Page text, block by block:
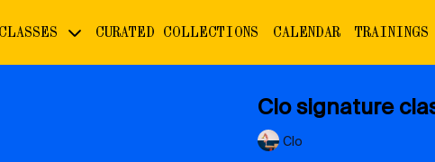
CURATED COLLECTIONS CALENDAR TRAININGS
Clo signature
Clo